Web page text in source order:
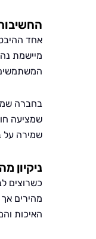
אחד
מיישמת
בחברה
שמציעה
שמירה על
ניקיון
כשרוצים
מהירים
האיכות